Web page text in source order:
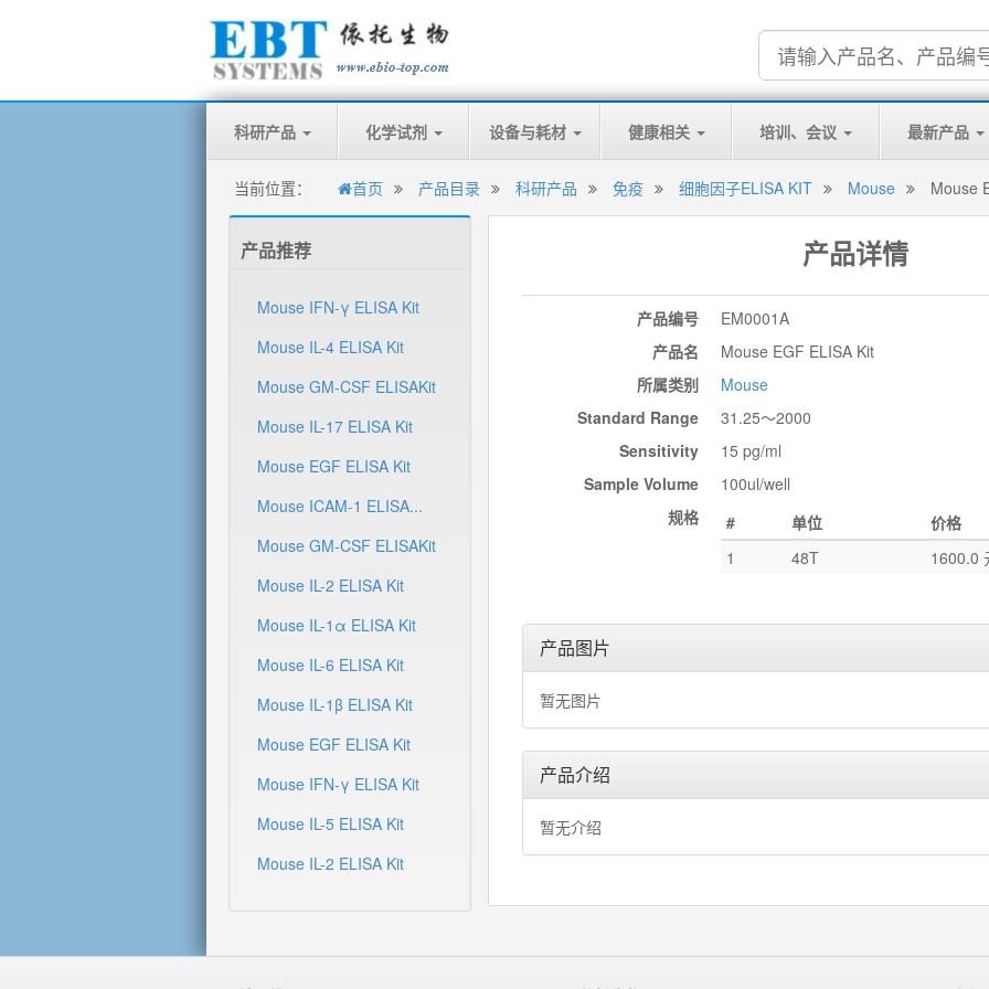
科研产品 化学试剂 设备与耗材 健康相关 培训、会议 最新产品
当前位置： 首页 产品目录 科研产品 免疫 细胞因子ELISA KIT Mouse Mouse
产品推荐
Mouse IFN-γ ELISA Kit
Mouse IL-4 ELISA Kit
Mouse GM-CSF ELISAKit
Mouse IL-17 ELISA Kit
Mouse EGF ELISA Kit
Mouse ICAM-1 ELISA...
Mouse GM-CSF ELISAKit
Mouse IL-2 ELISA Kit
Mouse IL-1α ELISA Kit
Mouse IL-6 ELISA Kit
Mouse IL-1β ELISA Kit
Mouse EGF ELISA Kit
Mouse IFN-γ ELISA Kit
Mouse IL-5 ELISA Kit
Mouse IL-2 ELISA Kit
产品详情
产品编号
EM0001A
产品名
Mouse EGF ELISA Kit
所属类别
Mouse
Standard Range
31.25～2000
Sensitivity
15 pg/ml
Sample Volume
100ul/well
规格
# 单位
价格
1
48T 1600.0
产品图片
暂无图片
产品介绍
暂无介绍